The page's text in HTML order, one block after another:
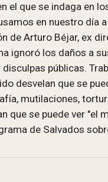
el que se indaga en
en nuestro día
de Arturo Béjar, ex
ignoró los daños a
públicas.
desvelan que se
mutilaciones,
que se puede ver "el
de Salvados